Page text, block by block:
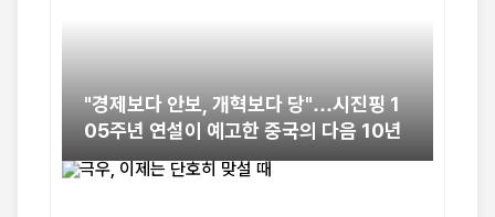
"경제보다 안보, 개혁보다 당"…시진핑 1
05주년 연설이 예고한 중국의 다음 10년